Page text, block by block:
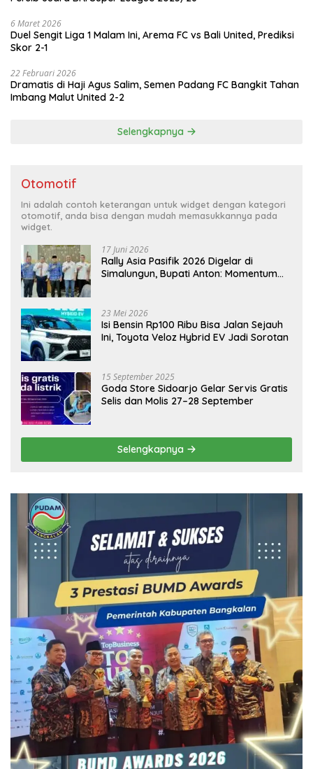
6 Maret 2026
Duel Sengit Liga 1 Malam Ini, Arema FC vs Bali United, Prediksi
Skor 2-1
22 Februari 2026
Dramatis di Haji Agus Salim, Semen Padang FC Bangkit Tahan
Imbang Malut United 2-2
Selengkapnya
Otomotif
Ini adalah contoh keterangan untuk widget dengan kategori
otomotif, anda bisa dengan mudah memasukkannya pada
widget.
17 Juni 2026
Rally Asia Pasifik 2026 Digelar di
Simalungun, Bupati Anton: Momentum
23 Mei 2026
Isi Bensin Rp100 Ribu Bisa Jalan Sejauh
Ini, Toyota Veloz Hybrid EV Jadi Sorotan
15 September 2025
Goda Store Sidoarjo Gelar Servis Gratis
Selis dan Molis 27–28 September
Selengkapnya